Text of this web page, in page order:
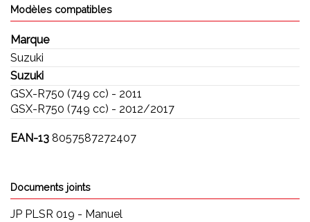
Modèles compatibles
Marque
Suzuki
Suzuki
GSX-R750 (749 cc) - 2011
GSX-R750 (749 cc) - 2012/2017
EAN-13 8057587272407
Documents joints
JP PLSR 019 - Manuel